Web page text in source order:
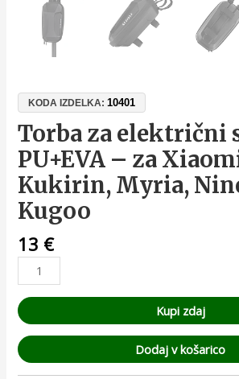
KODA IZDELKA:10401
Torba za električni
PU+EVA – za
Kukirin, Myria,
Kugoo
13 €
Kupi zdaj
Dodaj v košarico